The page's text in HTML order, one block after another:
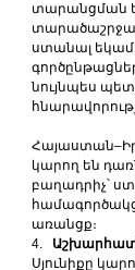
տարանցման
ստանալ
նույնպես
կարող են
բաղադրիչ՝
առանցք։
4.
Սյունիքը